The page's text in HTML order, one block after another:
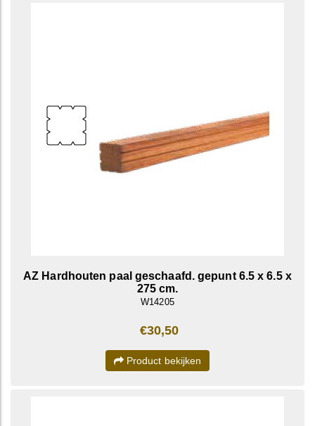
AZ Hardhouten paal geschaafd. gepunt 6.5 x 6.5 x
275 cm.
W14205
€30,50
Product bekijken